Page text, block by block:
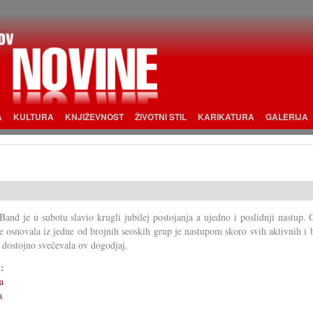
KULTURA KNJIŽEVNOST ŽIVOTNI STIL KARIKATURA GALERIJA
je u subotu slavio krugli jubilej postojanja a ujedno i poslidnji nastup.
osnovala iz jedne od brojnih seoskih grup je nastupom skoro svih aktivnih i
svečevala ov dogodjaj.